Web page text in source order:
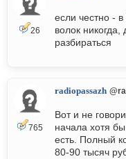
26
если честно -
волок
разбираться
765
radiopassazh
Вот и не
начала хотя
есть. Полный
80-90 тысяч